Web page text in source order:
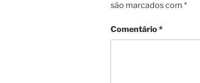
são marcados com *
Comentário*